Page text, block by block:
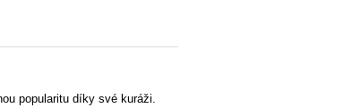
popularitu díky své kuráži.